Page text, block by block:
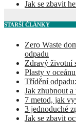
Jak se zbavit
STARŠÍ ČLÁNKY
Zero Waste
odpadu
Zdravý životní
Plasty v
Třídění
Jak zhubnout
7 metod, jak
3 jednoduché
Jak se zbavit